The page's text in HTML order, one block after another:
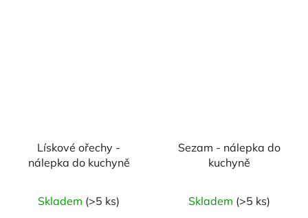
Lískové ořechy -
nálepka do kuchyně
Skladem (>5 ks)
Sezam - nálepka do
kuchyně
Skladem (>5 ks)